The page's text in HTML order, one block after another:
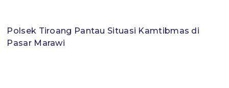
Polsek Tiroang Pantau Situasi Kamtibmas di
Pasar Marawi